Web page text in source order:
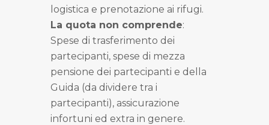
logistica e prenotazione ai rifugi.
La quota non comprende:
Spese di trasferimento dei
partecipanti, spese di mezza
pensione dei partecipanti e della
Guida (da dividere tra i
partecipanti), assicurazione
infortuni ed extra in genere.